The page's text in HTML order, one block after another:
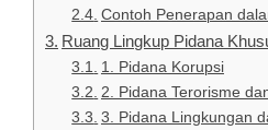
Contoh Penerapan
Ruang Lingkup Pidana
1. Pidana Korupsi
2. Pidana Terorisme
3. Pidana Lingkungan